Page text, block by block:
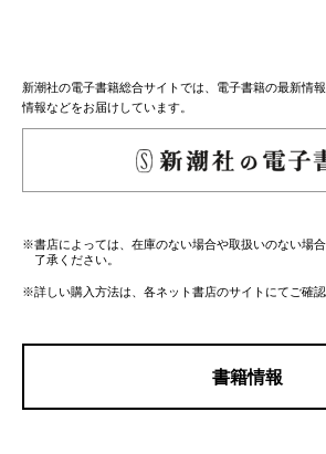
新潮社の電子書籍総合サイトでは、電子書籍の最新情
情報などをお届けしています。
※書店によっては、在庫のない場合や取扱いのない場
了承ください。
※詳しい購入方法は、各ネット書店のサイトにてご確認
書籍情報